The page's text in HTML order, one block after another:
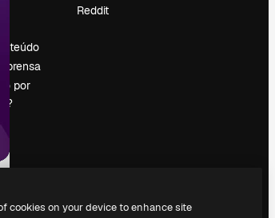
por
Reddit
cookies on your device to enhance site